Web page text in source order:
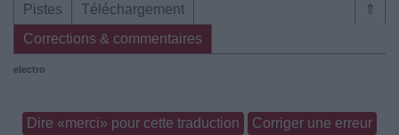
⇑
Pistes
Téléchargement
Corrections & commentaires
electro
Dire «merci» pour cette traduction Corriger une erreur